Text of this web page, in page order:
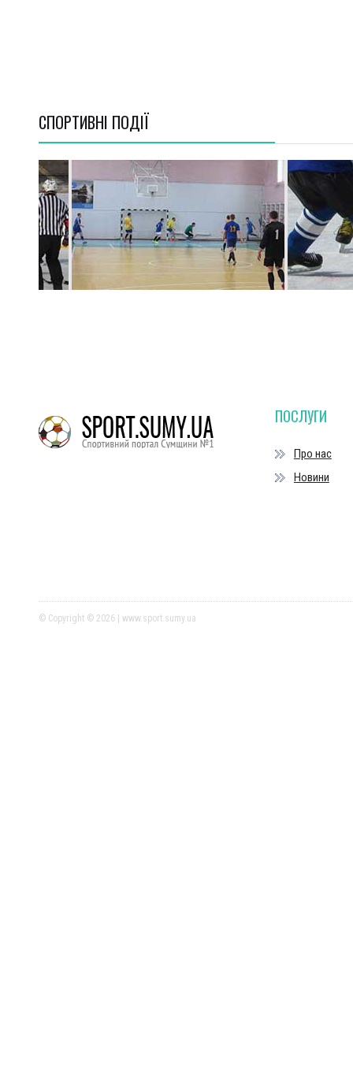
СПОРТИВНI ПОДІЇ
ПОСЛУГИ
Про нас
Новини
© Copyright © 2026 | www.sport.sumy.ua